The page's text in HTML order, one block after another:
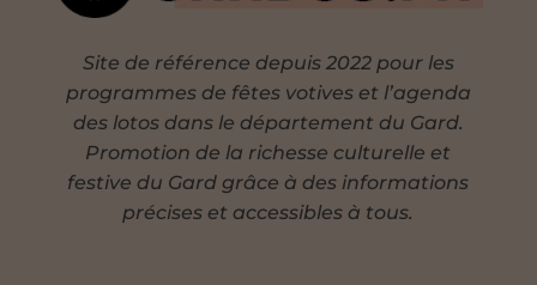
Site de référence depuis 2022 pour les
programmes de fêtes votives et l’agenda
des lotos dans le département du Gard.
Promotion de la richesse culturelle et
festive du Gard grâce à des informations
précises et accessibles à tous.